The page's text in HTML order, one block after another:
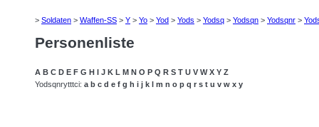
> Soldaten > Waffen-SS > Y > Yo > Yod > Yods > Yodsq > Yodsqn > Yodsqnr >
Personenliste
A B C D E F G H I J K L M N O P Q R S T U V W X Y Z
Yodsqnrytttci: a b c d e f g h i j k l m n o p q r s t u v w x y